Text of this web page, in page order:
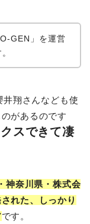
GEN」を運営
翔さんなども使
があるのです
スできて凄
神奈川県・株式会
れた、しっかり
です。